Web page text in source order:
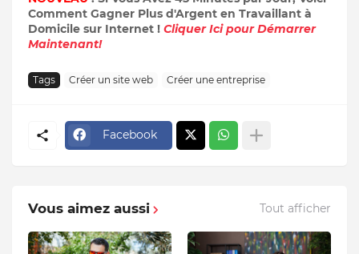
Comment Gagner Plus d'Argent en Travaillant à
Domicile sur Internet ! Cliquer Ici pour Démarrer
Maintenant!
Tags Créer un site web Créer une entreprise
Facebook
Vous aimez aussi Tout afficher